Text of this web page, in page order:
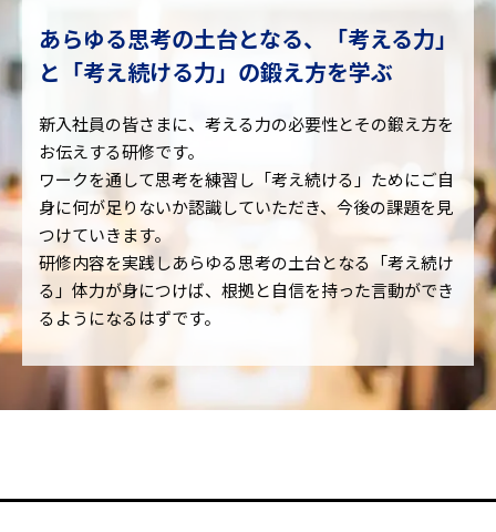
あらゆる思考の土台となる、「考える力」
と「考え続ける力」の鍛え方を学ぶ
新入社員の皆さまに、考える力の必要性とその鍛え方を
お伝えする研修です。
ワークを通して思考を練習し「考え続ける」ためにご自
身に何が足りないか認識していただき、今後の課題を見
つけていきます。
研修内容を実践しあらゆる思考の土台となる「考え続け
る」体力が身につけば、根拠と自信を持った言動ができ
るようになるはずです。